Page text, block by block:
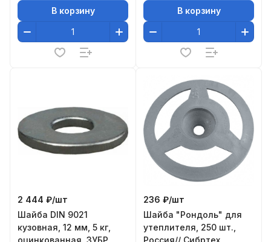
В корзину В корзину
2 444 ₽/шт
Шайба DIN 9021
кузовная, 12 мм, 5 кг,
оцинкованная, ЗУБР
236 ₽/шт
Шайба "Рондоль" для
утеплителя, 250 шт.,
Россия// Сибртех